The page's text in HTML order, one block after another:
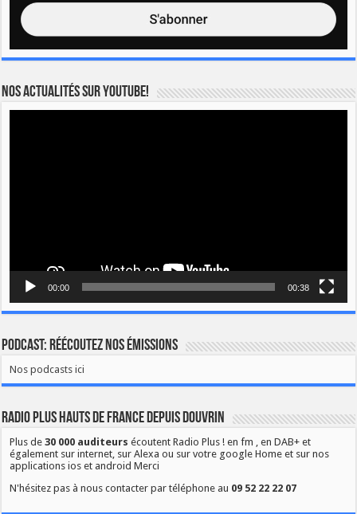
Nos actualités sur YOUTUBE!
00:00 00:38
Podcast: Réécoutez nos émissions
Nos podcasts ici
Radio Plus Hauts de France depuis Douvrin
Plus de30 000 auditeurs écoutent Radio Plus ! en fm , en DAB+ et
également sur internet, sur Alexa ou sur votre google Home et sur nos
applications ios et android Merci
N'hésitez pas à nous contacter par téléphone au 09 52 22 22 07